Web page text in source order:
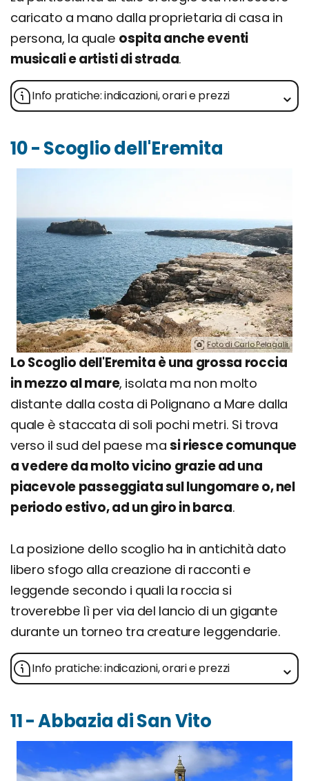
caricato a mano dalla proprietaria di casa in
persona, la quale ospita anche eventi
musicali e artisti di strada.
Info pratiche: indicazioni, orari e prezzi
10 - Scoglio dell'Eremita
Foto di Carlo Pelagalli.
Lo Scoglio dell'Eremita è una grossa roccia
in mezzo al mare, isolata ma non molto
distante dalla costa di Polignano a Mare dalla
quale è staccata di soli pochi metri. Si trova
verso il sud del paese ma si riesce comunque
a vedere da molto vicino grazie ad una
piacevole passeggiata sul lungomare o, nel
periodo estivo, ad un giro in barca.
La posizione dello scoglio ha in antichità dato
libero sfogo alla creazione di racconti e
leggende secondo i quali la roccia si
troverebbe lì per via del lancio di un gigante
durante un torneo tra creature leggendarie.
Info pratiche: indicazioni, orari e prezzi
11 - Abbazia di San Vito